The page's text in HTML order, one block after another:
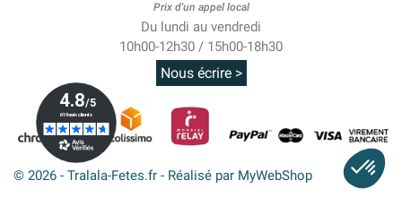
Prix d'un appel local
Du lundi au vendredi
10h00-12h30 / 15h00-18h30
Nous écrire >
© 2026 - Tralala-Fetes.fr - Réalisé par MyWebShop